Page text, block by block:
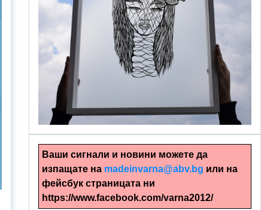
alinapapercut.com
Ръчно изрязани картини
Ваши сигнали и новини можете да
изпащате на madeinvarna@abv.bg или на
фейсбук страницата ни
https://www.facebook.com/varna2012/